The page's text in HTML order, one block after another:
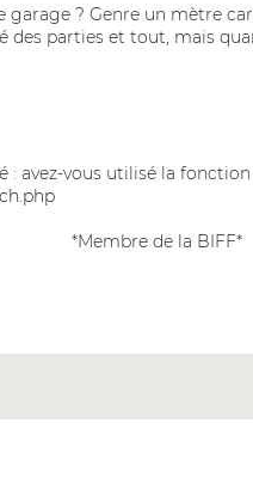
? Genre un mètre
des parties et tout, mais
avez-vous utilisé la
*Membre de la BIFF*